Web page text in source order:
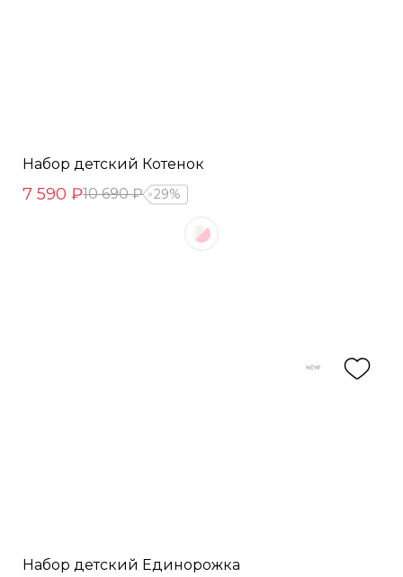
Набор детский Котенок
7 590 ₽10 690 ₽ 29%
Набор детский Единорожка